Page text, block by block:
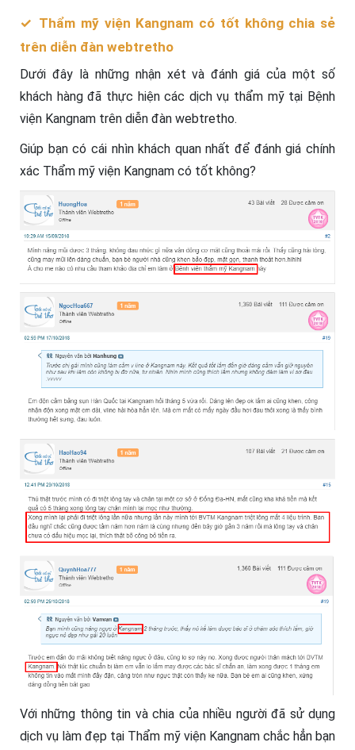
✓ Thẩm mỹ viện Kangnam có tốt không chia sẻ
trên diễn đàn webtretho
Dưới đây là những nhận xét và đánh giá của một số
khách hàng đã thực hiện các dịch vụ thẩm mỹ tại Bệnh
viện Kangnam trên diễn đàn webtretho.
Giúp bạn có cái nhìn khách quan nhất để đánh giá chính
xác Thẩm mỹ viện Kangnam có tốt không?
Với những thông tin và chia của nhiều người đã sử dụng
dịch vụ làm đẹp tại Thẩm mỹ viện Kangnam chắc hẳn bạn